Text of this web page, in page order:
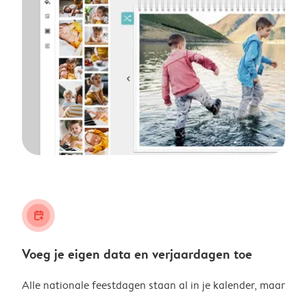
calendar_plus
Voeg je eigen data en verjaardagen toe
Alle nationale feestdagen staan al in je kalender, maar